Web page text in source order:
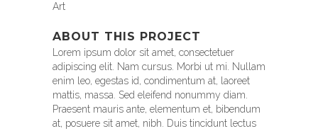
Art
ABOUT THIS PROJECT
Lorem ipsum dolor sit amet, consectetuer
adipiscing elit. Nam cursus. Morbi ut mi. Nullam
enim leo, egestas id, condimentum at, laoreet
mattis, massa. Sed eleifend nonummy diam.
Praesent mauris ante, elementum et, bibendum
at, posuere sit amet, nibh. Duis tincidunt lectus